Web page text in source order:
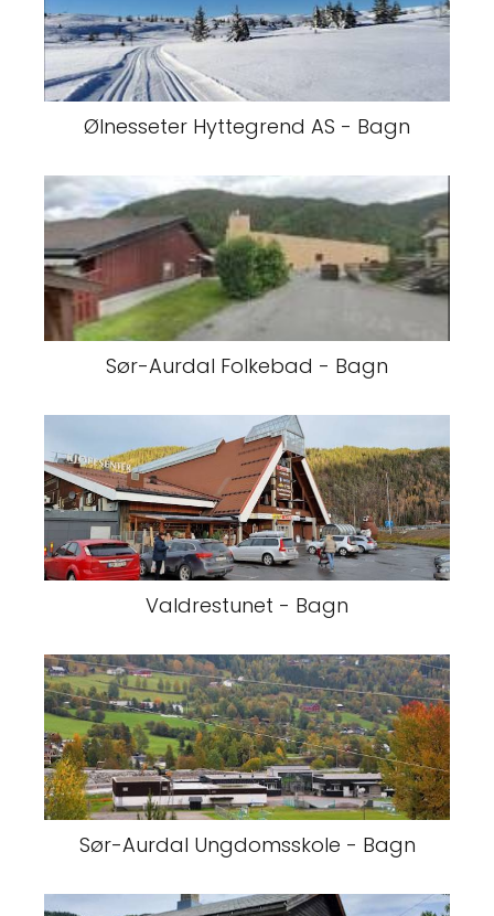
Ølnesseter Hyttegrend AS - Bagn
Sør-Aurdal Folkebad - Bagn
Valdrestunet - Bagn
Sør-Aurdal Ungdomsskole - Bagn